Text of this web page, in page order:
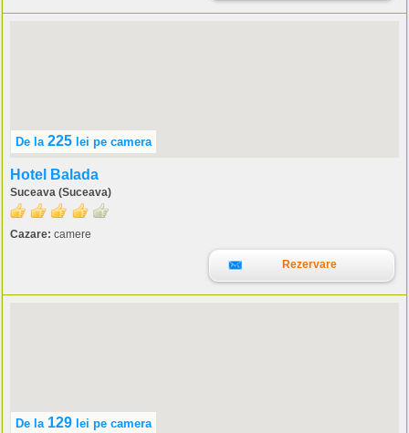
De la 225 lei pe camera
Hotel Balada
Suceava (Suceava)
Cazare: camere
Rezervare
De la 129 lei pe camera